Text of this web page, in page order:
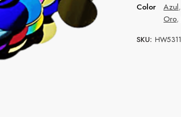
Color Azul,
Oro,
SKU: HW5311